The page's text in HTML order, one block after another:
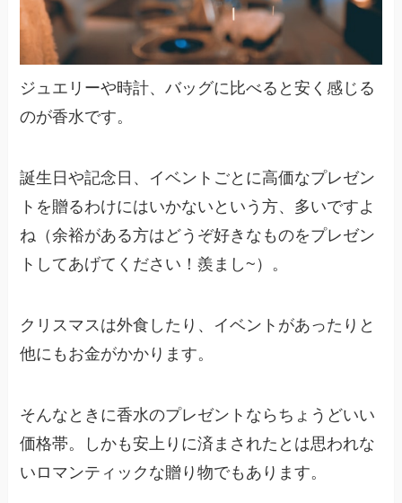
ジュエリーや時計、バッグに比べると安く感じる
のが香水です。
誕生日や記念日、イベントごとに高価なプレゼン
トを贈るわけにはいかないという方、多いですよ
ね（余裕がある方はどうぞ好きなものをプレゼン
トしてあげてください！羨まし~）。
クリスマスは外食したり、イベントがあったりと
他にもお金がかかります。
そんなときに香水のプレゼントならちょうどいい
価格帯。しかも安上りに済まされたとは思われな
いロマンティックな贈り物でもあります。